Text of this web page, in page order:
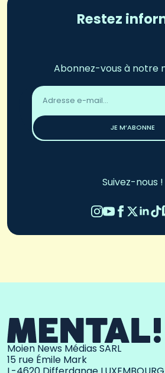
Restez
Abonnez-vous à notre
Adresse
email
JE M’ABONNE
Suivez-nous !
Moien News Médias SARL
15 rue Émile Mark